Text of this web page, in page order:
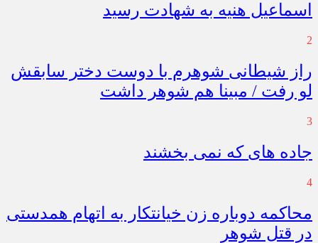
اسماعیل هنیه به شهادت رسید
2
راز شیطانی شوهرم با دوست دختر سابقش
لو رفت / مبینا هم شوهر داشت
3
جاده های که نمی بخشند
4
محاکمه دوباره زن خیانتکار به اتهام همدستی
در قتل شوهر